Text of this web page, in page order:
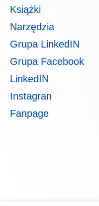
Książki
Narzędzia
Grupa LinkedIN
Grupa Facebook
LinkedIN
Instagran
Fanpage